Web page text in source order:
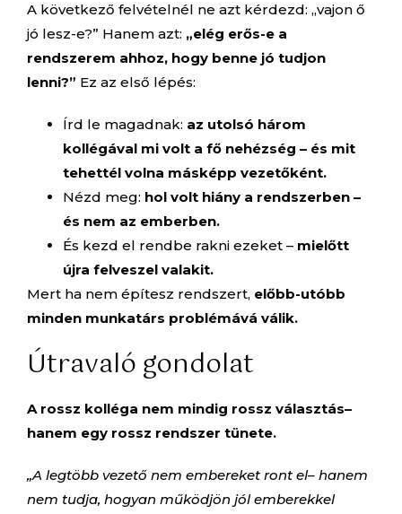
A következő felvételnél ne azt kérdezd: „vajon ő
jó lesz-e?” Hanem azt: „elég erős-e a
rendszerem ahhoz, hogy benne jó tudjon
lenni?” Ez az első lépés:
Írd le magadnak: az utolsó három
kollégával mi volt a fő nehézség – és mit
tehettél volna másképp vezetőként.
Nézd meg: hol volt hiány a rendszerben –
és nem az emberben.
És kezd el rendbe rakni ezeket – mielőtt
újra felveszel valakit.
Mert ha nem építesz rendszert, előbb-utóbb
minden munkatárs problémává válik.
Útravaló gondolat
A rossz kolléga nem mindig rossz választás–
hanem egy rossz rendszer tünete.
„A legtöbb vezető nem embereket ront el– hanem
nem tudja, hogyan működjön jól emberekkel